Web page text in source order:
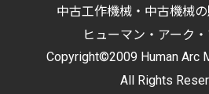
中古工作機械・中古機械
ヒューマン・アーク
Copyright©2009 Human Arc
All Rights